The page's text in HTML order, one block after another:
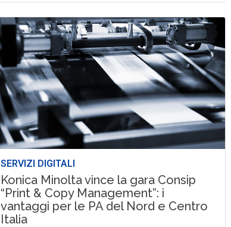
SERVIZI DIGITALI
Konica Minolta vince la gara Consip
“Print & Copy Management”: i
vantaggi per le PA del Nord e Centro
Italia